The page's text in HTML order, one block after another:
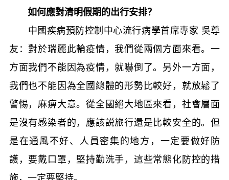
如何應對清明假期的出行安排？
中國疾病預防控制中心流行病學首席專家 吳尊
友：對於瑞麗此輪疫情，我們從兩個方面來看。一
方面我們不能因為疫情，就嚇倒了。另外一方面，
我們也不能因為全國總體的形勢比較好，就放鬆了
警惕，麻痹大意。從全國絕大地區來看，社會層面
是沒有感染者的，應該説旅行還是比較安全的。但
是在通風不好、人員密集的地方，一定要做好防
護，要戴口罩，堅持勤洗手，這些常態化防控的措
施，一定要堅持。